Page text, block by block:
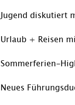
Jugend diskutiert
Urlaub + Reisen
Sommerferien-
Neues